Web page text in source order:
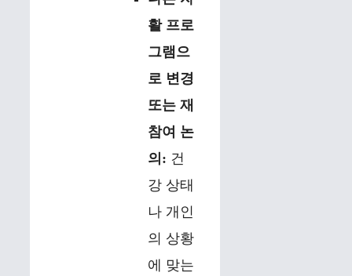
활 프로
그램으
로 변경
또는 재
참여 논
의: 건
강 상태
나 개인
의 상황
에 맞는